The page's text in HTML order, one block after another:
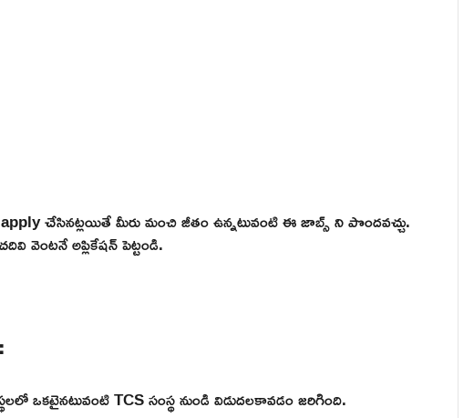
చేసినట్లయితే మీరు మంచి జీతం ఉన్నటువంటి ఈ జాబ్స్ ని పొందవచ్చు.
వెంటనే అప్లికేషన్ పెట్టండి.
ఒకటైనటువంటి TCS సంస్థ నుండి విడుదలకావడం జరిగింది.